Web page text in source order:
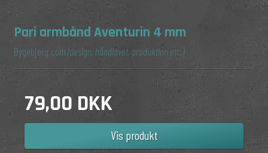
Pari armbånd Aventurin 4 mm
Bygebjerg.com(design, håndlavet, produktion etc.)
79,00 DKK
Vis produkt